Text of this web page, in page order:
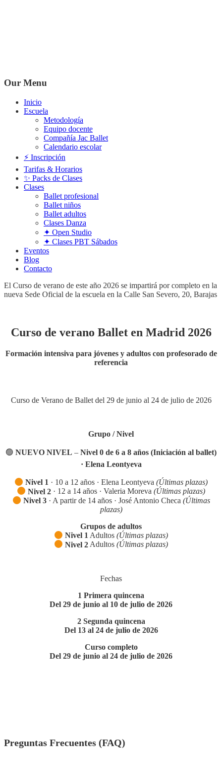
Our Menu
Inicio
Escuela
Metodología
Equipo docente
Compañía Jac Ballet
Calendario escolar
⚡️ Inscripción
Tarifas & Horarios
✨ Packs de Clases
Clases
Ballet profesional
Ballet niños
Ballet adultos
Clases Danza
✦ Open Studio
✦ Clases PBT Sábados
Eventos
Blog
Contacto
El Curso de verano de este año 2026 se impartirá por completo en la
nueva Sede Oficial de la escuela en la Calle San Severo, 20, Barajas
Curso de verano Ballet en Madrid 2026
Formación intensiva para jóvenes y adultos con profesorado de
referencia
Curso de Verano de Ballet del 29 de junio al 24 de julio de 2026
Grupo / Nivel
🟢 NUEVO NIVEL – Nivel 0 de 6 a 8 años (Iniciación al ballet)
· Elena Leontyeva
Nivel 1 · 10 a 12 años · Elena Leontyeva(Últimas plazas)
Nivel 2 · 12 a 14 años · Valeria Moreva(Últimas plazas)
Nivel 3· A partir de 14 años · José Antonio Checa (Últimas
plazas)
Grupos de adultos
Nivel 1Adultos(Últimas plazas)
Nivel 2Adultos(Últimas plazas)
Fechas
1 Primera quincena
Del 29 de junio al 10 de julio de 2026
2 Segunda quincena
Del 13 al 24 de julio de 2026
Curso completo
Del 29 de junio al 24 de julio de 2026
Preguntas Frecuentes (FAQ)